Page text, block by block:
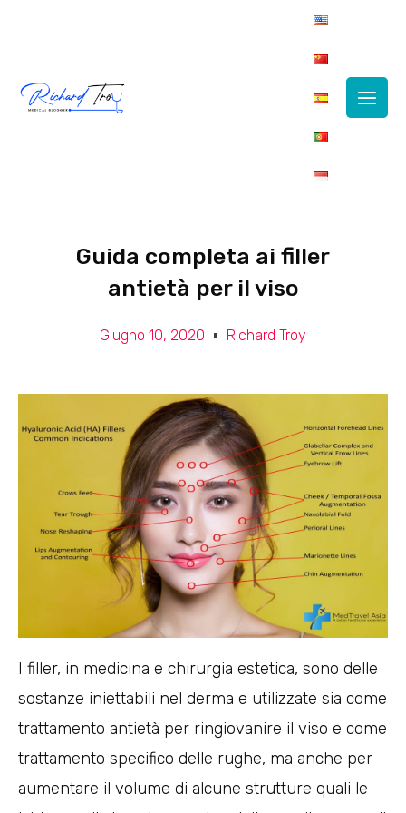
Guida completa ai filler
antietà per il viso
Giugno 10, 2020 Richard Troy
I filler, in medicina e chirurgia estetica, sono delle
sostanze iniettabili nel derma e utilizzate sia come
trattamento antietà per ringiovanire il viso e come
trattamento specifico delle rughe, ma anche per
aumentare il volume di alcune strutture quali le